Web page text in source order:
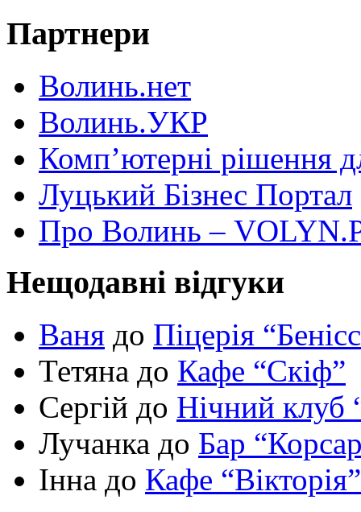
Партнери
Волинь.нет
Волинь.УКР
Комп’ютерні рішення
Луцький Бізнес Портал
Про Волинь –
Нещодавні відгуки
Ваня до Піцерія
Тетяна до Кафе “Скіф”
Сергій до Нічний клуб
Лучанка до Бар
Інна до Кафе “Вікторія”